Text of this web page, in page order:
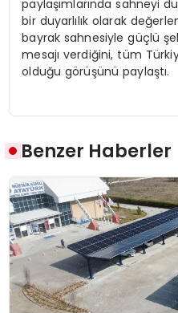
paylaşımlarında sahneyi
bir duyarlılık olarak
bayrak sahnesiyle güçlü
mesajı verdiğini, tüm
olduğu görüşünü paylaştı.
Benzer Haberler